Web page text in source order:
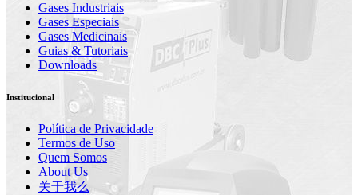
Gases Industriais
Gases Especiais
Gases Medicinais
Guias & Tutoriais
Downloads
Institucional
Política de Privacidade
Termos de Uso
Quem Somos
About Us
关于我么